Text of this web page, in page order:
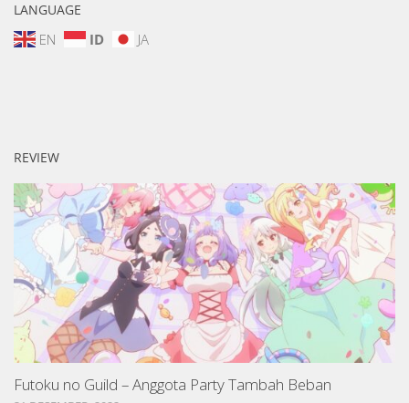
LANGUAGE
EN ID JA
REVIEW
Futoku no Guild – Anggota Party Tambah Beban